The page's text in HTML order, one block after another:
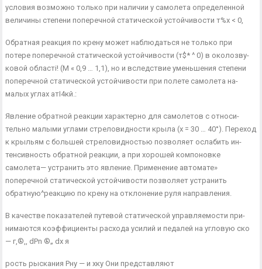
условия возможно только при наличии у самолета определенной
величины степени поперечной статической устойчивости т%х < 0,
Обратная реакция по крену может наблюдаться не только при
потере поперечной статической устойчивости (т$* ^ 0) в околозву­
ковой області! (М « 0,9 … 1,1), но и вследствие уменьшения степени
поперечной статической устойчивости при полете самолета на-
малых углах атІ4кй.:
Явление обратной реакции характерно для самолетов с относи­
тельно малыми углами стреловидности крыла (х = 30 … 40°). Пере­ход
к крыльям с большей стреловидностью позволяет ослабить ин­
тенсивность обратной реакции, а при хорошей компоновке
самолета— устранить это явление. Применение автомате»
поперечной статической устойчивости позволяет устранить
обратную^реакцию по крену на отклонение руля направления.
В качестве показателей путевой статической управляемости при­
нимаются коэффициенты расхода усилий и педалей на угловую ско
— г,®,, dPn ®„ dx я
рость рыскания Рну — и хку Они представляют